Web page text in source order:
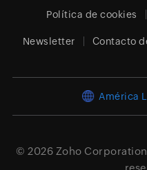
Política de cookies
Newsletter Contacto
América
© 2026 Zoho